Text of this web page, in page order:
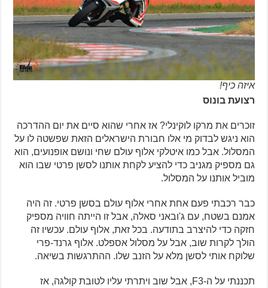
איזה כיף!
רצועת בונוס
זוכרים את מרקו לוקינלי? אז אחרי שהוא סיים את יום ההדרכה
הוא ניגש לבדוק מי אלו חבורת הישראלים הזאת שפשטה לו על
המסלול. אבל כמו איטלקי אלוף עולם שחי ונושם אופנועים, הוא
גם מספיק מגניב כדי להציע לקחת אותנו לסשן פרטי שבו הוא
מוביל אותנו על המסלול.
כבר רכבתי פעם אחת אחרי אלוף עולם בסשן פרטי. זה היה
אמנם בשטח, עם ג'ובאני סאלה, אבל זו הייתה חוויה מספיק
חזקה כדי להיצרב בתודעה. בכל זאת, אלוף עולם. עכשיו זה
הולך לקרות שוב, אבל על מסלול אספלט. אלוף גרנד-פרי
שלוקח אותי לסשן מלא על הזנב שלו. ההתרגשות בשיאה.
תכננתי על ה-F3, אבל שוב ויתרתי עליו לטובת קולגה, אז